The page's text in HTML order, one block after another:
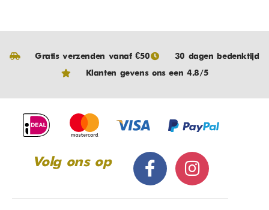
Gratis verzenden vanaf €50
30 dagen bedenktijd
Klanten gevens ons een 4.8/5
Volg ons op